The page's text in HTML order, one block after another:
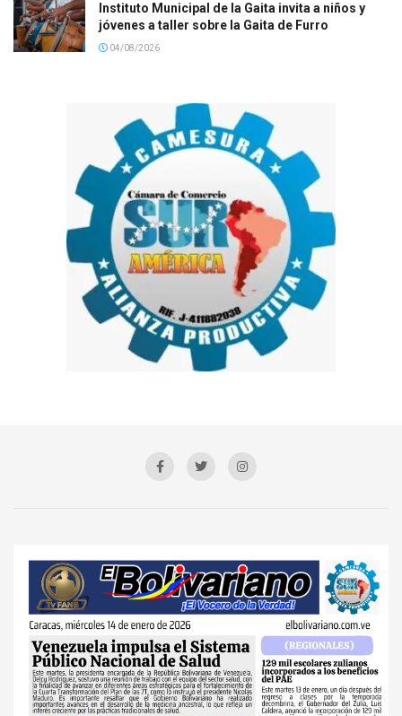
Instituto Municipal de la Gaita invita a niños y
jóvenes a taller sobre la Gaita de Furro
04/08/2026